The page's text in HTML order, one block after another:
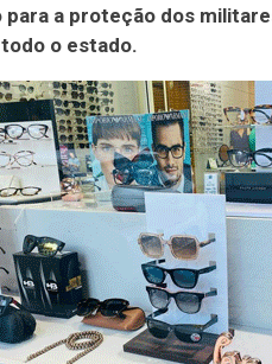
a proteção dos
o estado.